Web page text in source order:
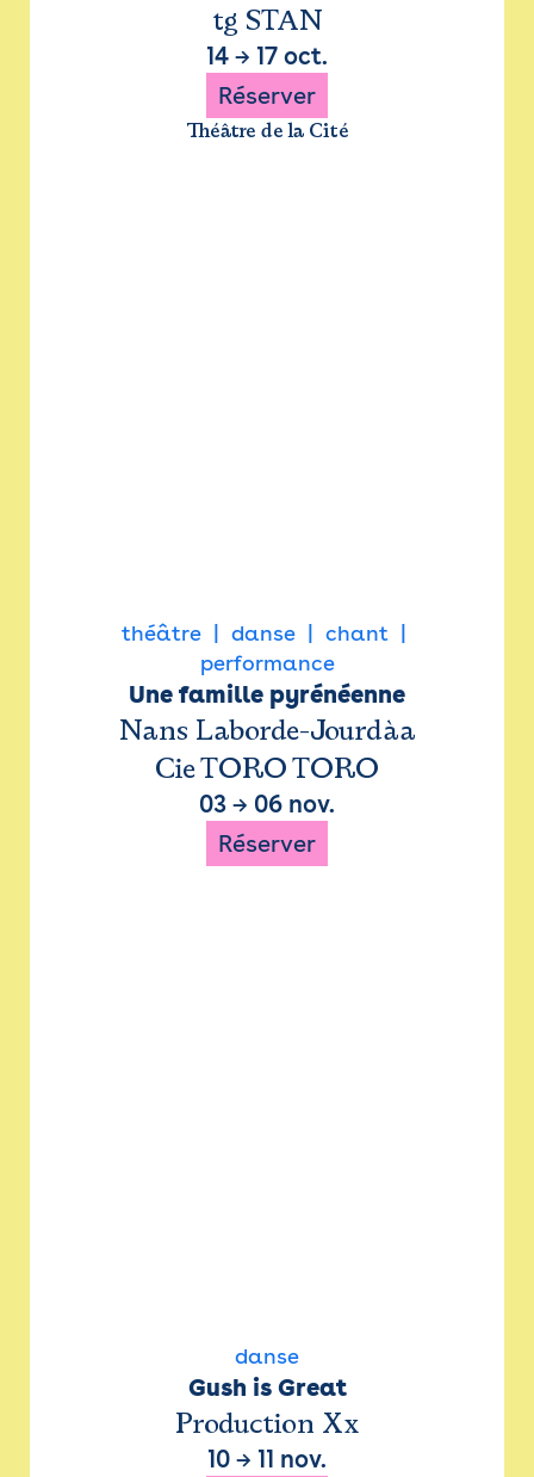
tg STAN
14 → 17 oct.
Réserver
Théâtre de la Cité
théâtre danse
chant
performance
Une famille pyrénéenne
Nans Laborde-Jourdàa
Cie TORO TORO
03 → 06 nov.
Réserver
danse
Gush is Great
Production Xx
10 → 11 nov.